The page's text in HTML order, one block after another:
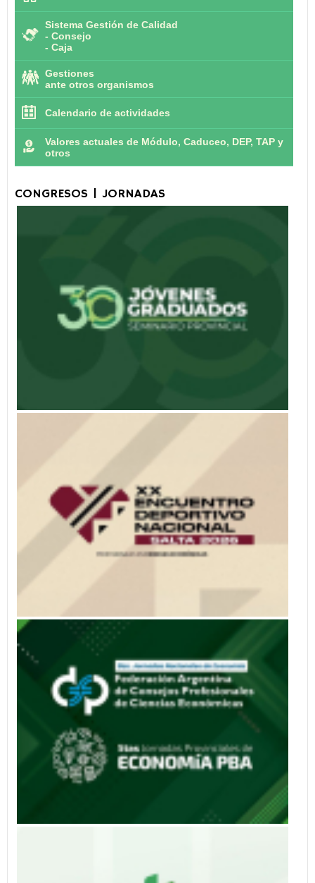
Sistema Gestión de Calidad
- Consejo
- Caja
Gestiones
ante otros organismos
Calendario de actividades
Valores actuales de Módulo, Caduceo, DEP, TAP y
otros
CONGRESOS | JORNADAS